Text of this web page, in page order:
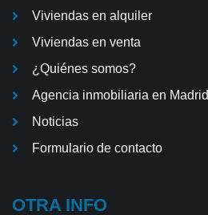
Viviendas en alquiler
Viviendas en venta
¿Quiénes somos?
Agencia inmobiliaria en Madrid
Noticias
Formulario de contacto
OTRA INFO